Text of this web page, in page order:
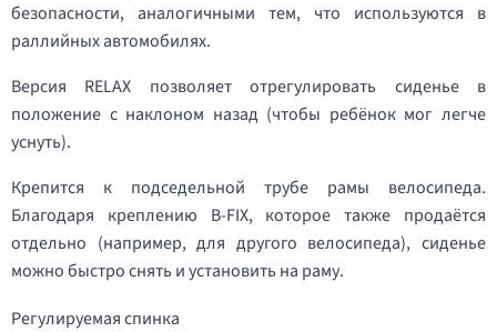
безопасности, аналогичными тем, что используются в
раллийных автомобилях.
Версия RELAX позволяет отрегулировать сиденье в
положение с наклоном назад (чтобы ребёнок мог легче
уснуть).
Крепится к подседельной трубе рамы велосипеда.
Благодаря креплению B-FIX, которое также продаётся
отдельно (например, для другого велосипеда), сиденье
можно быстро снять и установить на раму.
Регулируемая спинка